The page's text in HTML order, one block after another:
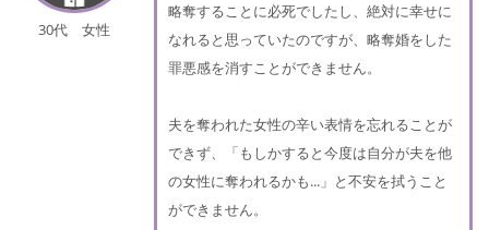
30代 女性
略奪することに必死でしたし、絶対に幸せに
なれると思っていたのですが、略奪婚をした
罪悪感を消すことができません。
夫を奪われた女性の辛い表情を忘れることが
できず、「もしかすると今度は自分が夫を他
の女性に奪われるかも...」と不安を拭うこと
ができません。